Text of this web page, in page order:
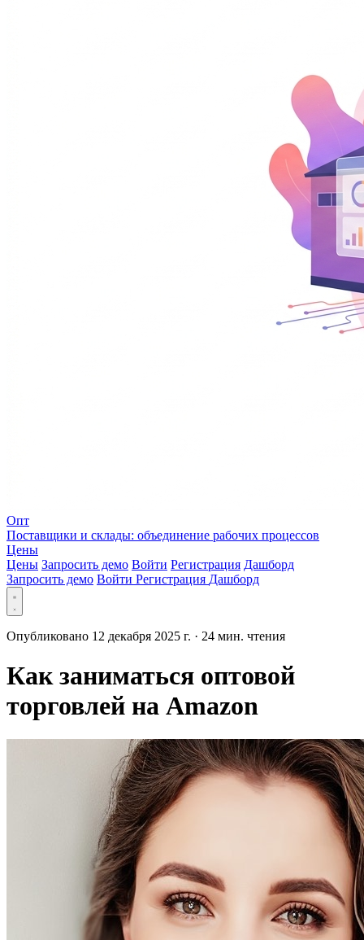
Опт
Поставщики и склады: объединение рабочих процессов
Цены
Цены Запросить демо Войти Регистрация Дашборд
Запросить демо Войти Регистрация Дашборд
Опубликовано 12 декабря 2025 г. · 24 мин. чтения
Как заниматься оптовой
торговлей на Amazon